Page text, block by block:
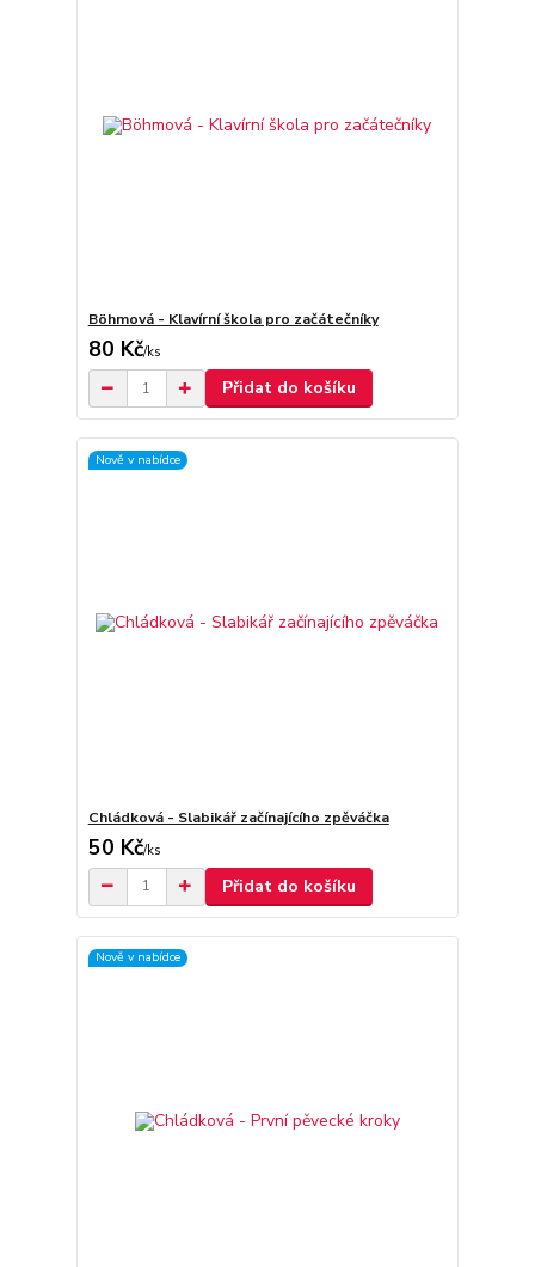
Böhmová - Klavírní škola pro začátečníky
80 Kč/ks
Přidat do košíku
Nově v nabídce
Chládková - Slabikář začínajícího zpěváčka
50 Kč/ks
Přidat do košíku
Nově v nabídce